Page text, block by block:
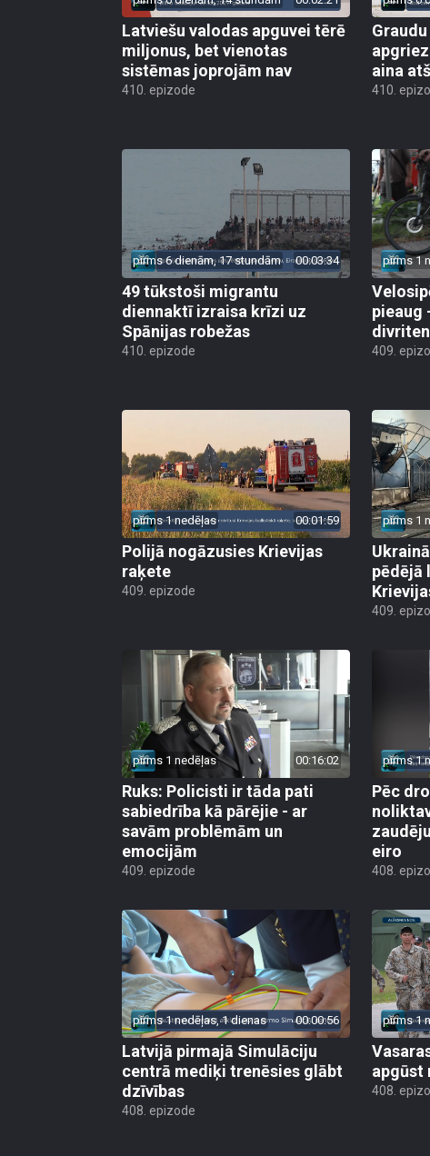
Latviešu valodas apguvei tērē
miljonus, bet vienotas
sistēmas joprojām nav
410. epizode
aina
410.
pirms 6 dienām, 17 stundām 00:03:34
49 tūkstoši migrantu
diennaktī izraisa krīzi uz
Spānijas robežas
410. epizode
pirms 1
pieaug
409.
pirms 1 nedēļas 00:01:59
Polijā nogāzusies Krievijas
raķete
409. epizode
pirms 1
pēdējā
409.
pirms 1 nedēļas 00:16:02
Ruks: Policisti ir tāda pati
sabiedrība kā pārējie - ar
savām problēmām un
emocijām
409. epizode
pirms 1
Pēc
eiro
408.
pirms 1 nedēļas, 1 dienas 00:00:56
Latvijā pirmajā Simulāciju
centrā mediķi trenēsies glābt
dzīvības
408. epizode
pirms 1
apgūst
408.